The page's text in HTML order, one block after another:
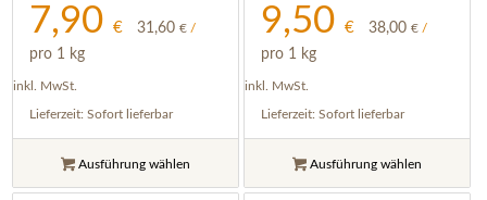
7,90€ 31,60€ /
pro 1 kg
inkl. MwSt.
Lieferzeit:Sofort lieferbar
Ausführung wählen
9,50 € 38,00 €/
pro 1 kg
inkl. MwSt.
Lieferzeit: Sofort lieferbar
Ausführung wählen